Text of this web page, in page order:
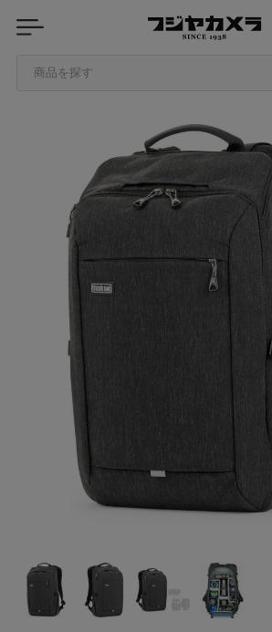
商品を探す
ブランドから探す
中古品を探す